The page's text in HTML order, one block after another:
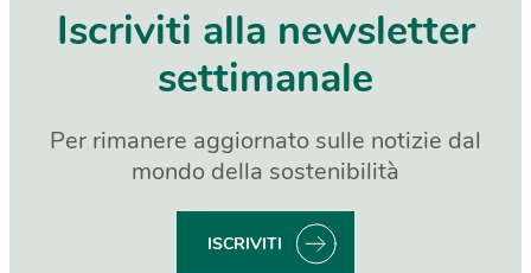
Iscriviti alla newsletter
settimanale
Per rimanere aggiornato sulle notizie dal
mondo della sostenibilità
ISCRIVITI